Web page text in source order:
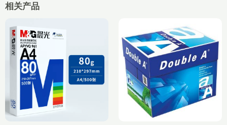
相关产品
格
范
围：
¥126.20
至
¥263.00